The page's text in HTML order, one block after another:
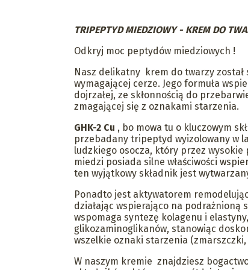
TRIPEPTYD MIEDZIOWY - KREM DO
Odkryj moc peptydów miedziowych !
Nasz delikatny krem do twarzy został
wymagającej cerze. Jego formuła
dojrzałej, ze skłonnością do
zmagającej się z oznakami starzenia.
GHK-2 Cu , bo mowa tu o kluczowym
przebadany tripeptyd wyizolowany w
ludzkiego osocza, który przez wysokie
miedzi posiada silne właściwości
ten wyjątkowy składnik jest
Ponadto jest aktywatorem
działając wspierająco na podrażnioną
wspomaga syntezę kolagenu i
glikozaminoglikanów, stanowiąc
wszelkie oznaki starzenia
W naszym kremie znajdziesz